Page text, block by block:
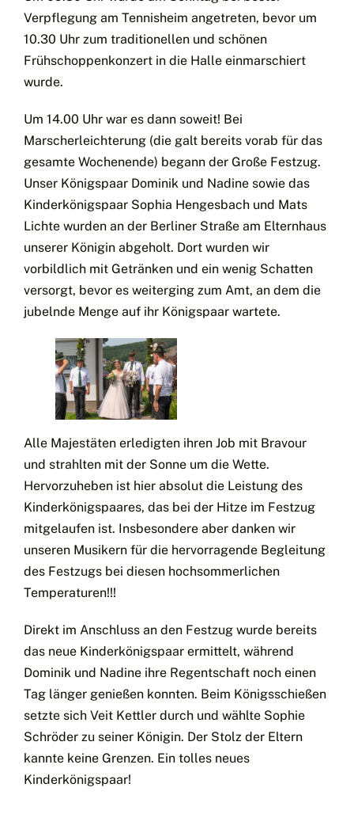
Verpflegung am Tennisheim angetreten, bevor um
10.30 Uhr zum traditionellen und schönen
Frühschoppenkonzert in die Halle einmarschiert
wurde.
Um 14.00 Uhr war es dann soweit! Bei
Marscherleichterung (die galt bereits vorab für das
gesamte Wochenende) begann der Große Festzug.
Unser Königspaar Dominik und Nadine sowie das
Kinderkönigspaar Sophia Hengesbach und Mats
Lichte wurden an der Berliner Straße am Elternhaus
unserer Königin abgeholt. Dort wurden wir
vorbildlich mit Getränken und ein wenig Schatten
versorgt, bevor es weiterging zum Amt, an dem die
jubelnde Menge auf ihr Königspaar wartete.
Alle Majestäten erledigten ihren Job mit Bravour
und strahlten mit der Sonne um die Wette.
Hervorzuheben ist hier absolut die Leistung des
Kinderkönigspaares, das bei der Hitze im Festzug
mitgelaufen ist. Insbesondere aber danken wir
unseren Musikern für die hervorragende Begleitung
des Festzugs bei diesen hochsommerlichen
Temperaturen!!!
Direkt im Anschluss an den Festzug wurde bereits
das neue Kinderkönigspaar ermittelt, während
Dominik und Nadine ihre Regentschaft noch einen
Tag länger genießen konnten. Beim Königsschießen
setzte sich Veit Kettler durch und wählte Sophie
Schröder zu seiner Königin. Der Stolz der Eltern
kannte keine Grenzen. Ein tolles neues
Kinderkönigspaar!